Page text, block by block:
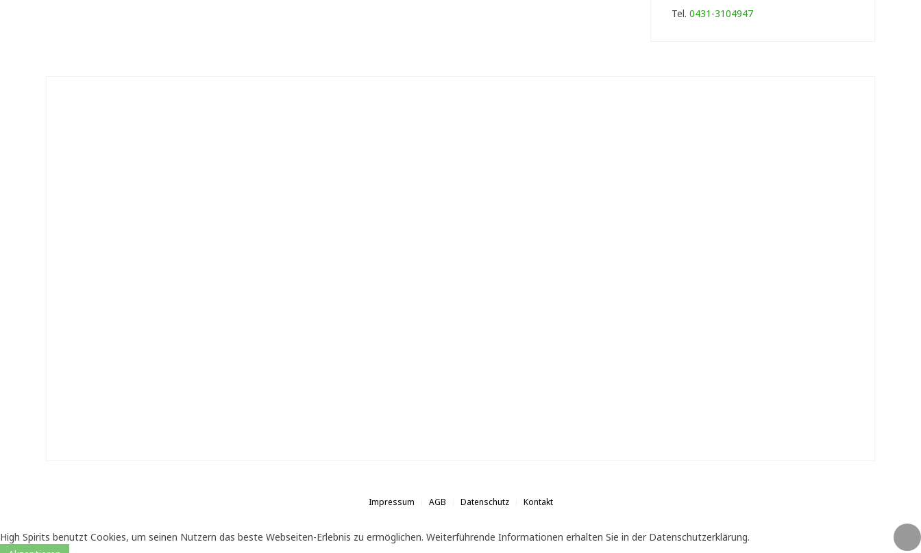
Tel. 0431-3104947
Impressum AGB Datenschutz Kontakt
High Spirits benutzt Cookies, um seinen Nutzern das beste Webseiten-Erlebnis zu ermöglichen. Weiterführende Informationen erhalten Sie in der Datenschutzerklärung.